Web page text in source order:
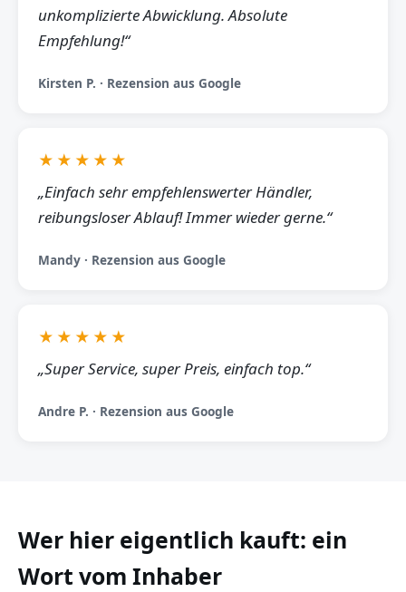
unkomplizierte Abwicklung. Absolute
Empfehlung!“
Kirsten P. · Rezension aus Google
★★★★★
„Einfach sehr empfehlenswerter Händler,
reibungsloser Ablauf! Immer wieder gerne.“
Mandy · Rezension aus Google
★★★★★
„Super Service, super Preis, einfach top.“
Andre P. · Rezension aus Google
Wer hier eigentlich kauft: ein
Wort vom Inhaber